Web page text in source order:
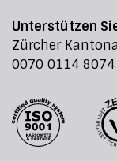
Unterstützen
Zürcher
0070 0114